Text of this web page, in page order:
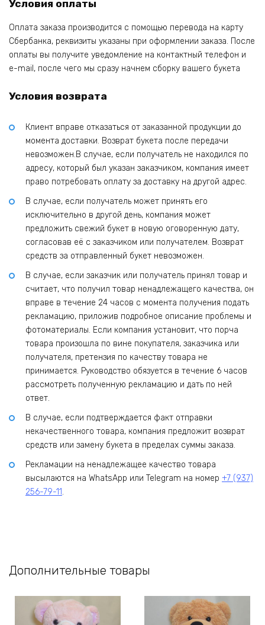
Условия оплаты
Оплата заказа производится с помощью перевода на карту
Сбербанка, реквизиты указаны при оформлении заказа. После
оплаты вы получите уведомление на контактный телефон и
e-mail, после чего мы сразу начнем сборку вашего букета
Условия возврата
Клиент вправе отказаться от заказанной продукции до
момента доставки. Возврат букета после передачи
невозможен.В случае, если получатель не находился по
адресу, который был указан заказчиком, компания имеет
право потребовать оплату за доставку на другой адрес.
В случае, если получатель может принять его
исключительно в другой день, компания может
предложить свежий букет в новую оговоренную дату,
согласовав её с заказчиком или получателем. Возврат
средств за отправленный букет невозможен.
В случае, если заказчик или получатель принял товар и
считает, что получил товар ненадлежащего качества, он
вправе в течение 24 часов с момента получения подать
рекламацию, приложив подробное описание проблемы и
фотоматериалы. Если компания установит, что порча
товара произошла по вине покупателя, заказчика или
получателя, претензия по качеству товара не
принимается. Руководство обязуется в течение 6 часов
рассмотреть полученную рекламацию и дать по ней
ответ.
В случае, если подтверждается факт отправки
некачественного товара, компания предложит возврат
средств или замену букета в пределах суммы заказа.
Рекламации на ненадлежащее качество товара
высылаются на WhatsApp или Telegram на номер +7 (937)
256-79-11.
Дополнительные товары